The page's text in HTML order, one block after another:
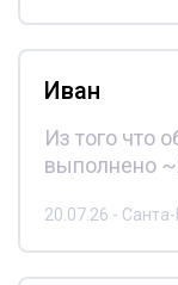
Иван
Из того что
выполнено
20.07.26 -